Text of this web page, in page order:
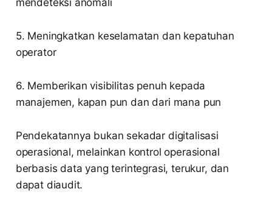
mendeteksi anomali
5. Meningkatkan keselamatan dan kepatuhan
operator
6. Memberikan visibilitas penuh kepada
manajemen, kapan pun dan dari mana pun
Pendekatannya bukan sekadar digitalisasi
operasional, melainkan kontrol operasional
berbasis data yang terintegrasi, terukur, dan
dapat diaudit.